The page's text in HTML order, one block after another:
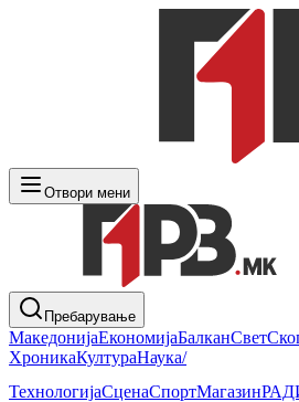
Отвори мени
Пребарување
МакедонијаЕкономијаБалканСвет
ХроникаКултураНаука/
ТехнологијаСценаСпортМагазин